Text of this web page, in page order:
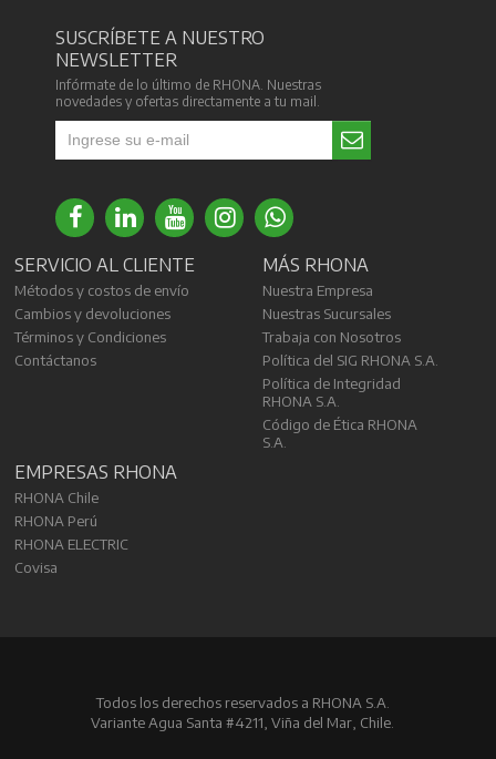
SUSCRÍBETE A NUESTRO
NEWSLETTER
Infórmate de lo último de RHONA. Nuestras
novedades y ofertas directamente a tu mail.
SERVICIO AL CLIENTE
Métodos y costos de envío
Cambios y devoluciones
Términos y Condiciones
Contáctanos
MÁS RHONA
Nuestra Empresa
Nuestras Sucursales
Trabaja con Nosotros
Política del SIG RHONA S.A.
Política de Integridad
RHONA S.A.
Código de Ética RHONA
S.A.
EMPRESAS RHONA
RHONA Chile
RHONA Perú
RHONA ELECTRIC
Covisa
Todos los derechos reservados a RHONA S.A.
Variante Agua Santa #4211, Viña del Mar, Chile.